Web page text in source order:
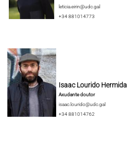
leticia.eirin@udc.gal
+34 881014773
Isaac Lourido Hermida
Axudante doutor
isaac.lourido@udc.gal
+34 881014762